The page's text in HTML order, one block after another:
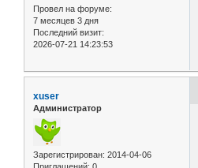
Провел на форуме:
7 месяцев 3 дня
Последний визит:
2026-07-21 14:23:53
xuser
Администратор
Зарегистрирован: 2014-04-06